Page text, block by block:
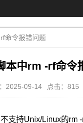
命令报错问题
本中rm -rf命令
2025-09-14 点击：815
支持Unix/Linux的rm